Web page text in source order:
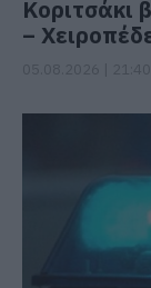
Κοριτσάκι
–